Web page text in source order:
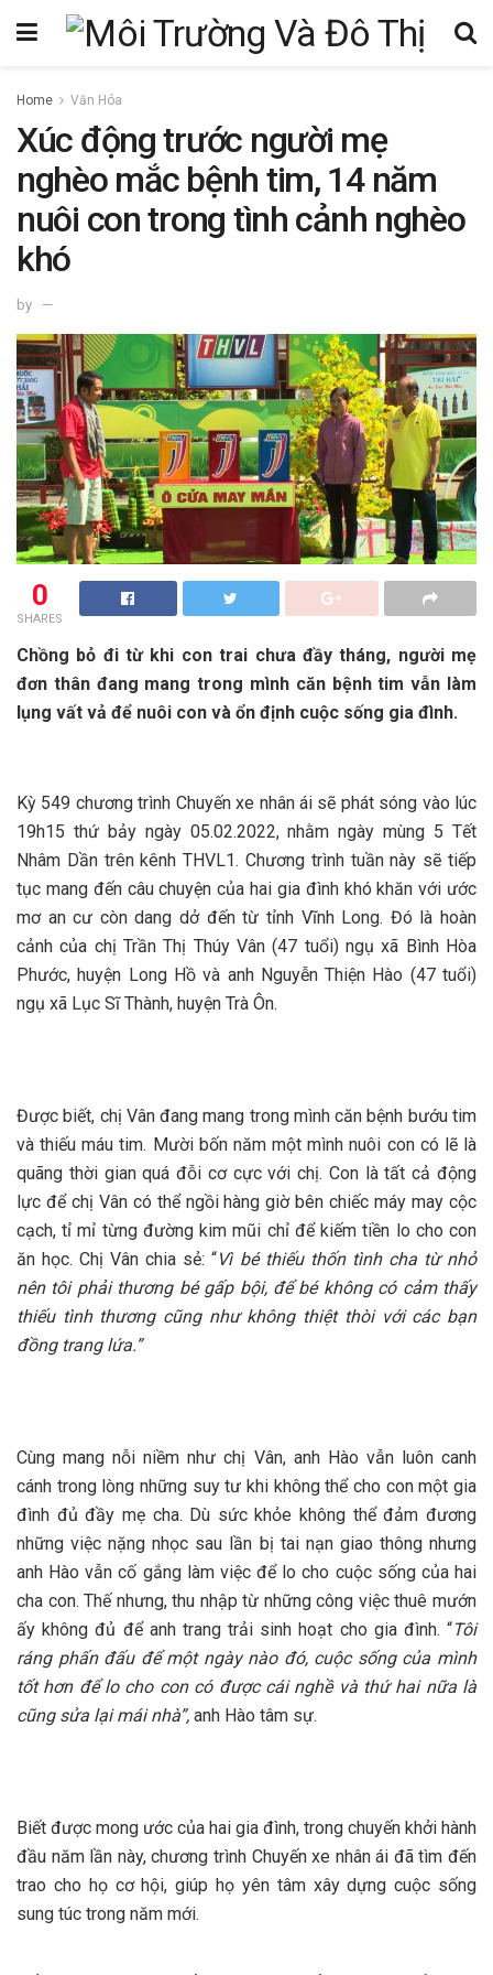
Home Văn Hóa
Xúc động trước người mẹ
nghèo mắc bệnh tim, 14 năm
nuôi con trong tình cảnh nghèo
khó
by
0
SHARES
Chồng bỏ đi từ khi con trai chưa đầy tháng, người mẹ
đơn thân đang mang trong mình căn bệnh tim vẫn làm
lụng vất vả để nuôi con và ổn định cuộc sống gia đình.
Kỳ 549 chương trình Chuyến xe nhân ái sẽ phát sóng vào lúc
19h15 thứ bảy ngày 05.02.2022, nhằm ngày mùng 5 Tết
Nhâm Dần trên kênh THVL1. Chương trình tuần này sẽ tiếp
tục mang đến câu chuyện của hai gia đình khó khăn với ước
mơ an cư còn dang dở đến từ tỉnh Vĩnh Long. Đó là hoàn
cảnh của chị Trần Thị Thúy Vân (47 tuổi) ngụ xã Bình Hòa
Phước, huyện Long Hồ và anh Nguyễn Thiện Hào (47 tuổi)
ngụ xã Lục Sĩ Thành, huyện Trà Ôn.
Được biết, chị Vân đang mang trong mình căn bệnh bướu tim
và thiếu máu tim. Mười bốn năm một mình nuôi con có lẽ là
quãng thời gian quá đỗi cơ cực với chị. Con là tất cả động
lực để chị Vân có thể ngồi hàng giờ bên chiếc máy may cộc
cạch, tỉ mỉ từng đường kim mũi chỉ để kiếm tiền lo cho con
ăn học. Chị Vân chia sẻ: “Vì bé thiếu thốn tình cha từ nhỏ
nên tôi phải thương bé gấp bội, để bé không có cảm thấy
thiếu tình thương cũng như không thiệt thòi với các bạn
đồng trang lứa.”
Cùng mang nỗi niềm như chị Vân, anh Hào vẫn luôn canh
cánh trong lòng những suy tư khi không thể cho con một gia
đình đủ đầy mẹ cha. Dù sức khỏe không thể đảm đương
những việc nặng nhọc sau lần bị tai nạn giao thông nhưng
anh Hào vẫn cố gắng làm việc để lo cho cuộc sống của hai
cha con. Thế nhưng, thu nhập từ những công việc thuê mướn
ấy không đủ để anh trang trải sinh hoạt cho gia đình. “Tôi
ráng phấn đấu để một ngày nào đó, cuộc sống của mình
tốt hơn để lo cho con có được cái nghề và thứ hai nữa là
cũng sửa lại mái nhà”, anh Hào tâm sự.
Biết được mong ước của hai gia đình, trong chuyến khởi hành
đầu năm lần này, chương trình Chuyến xe nhân ái đã tìm đến
trao cho họ cơ hội, giúp họ yên tâm xây dựng cuộc sống
sung túc trong năm mới.